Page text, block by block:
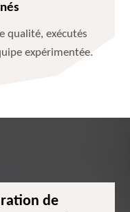
qualité, exécutés
expérimentée.
de